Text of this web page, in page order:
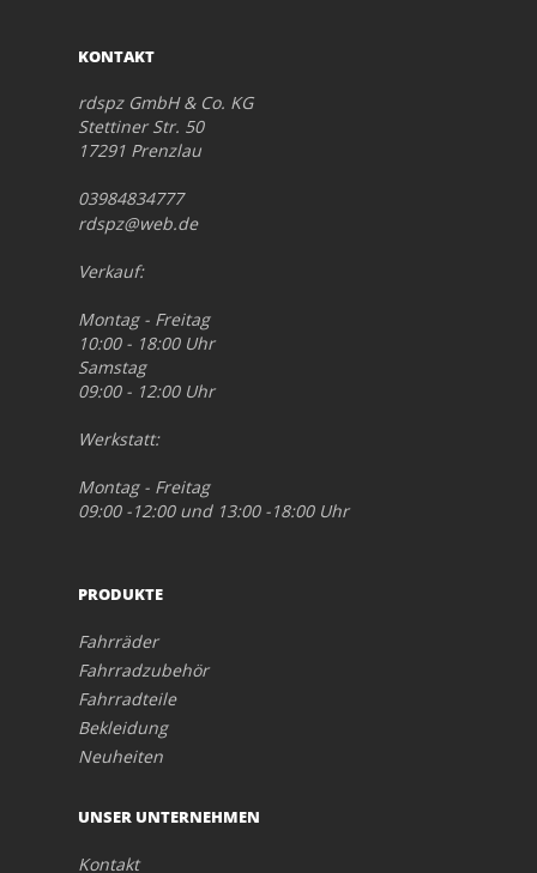
KONTAKT
rdspz GmbH & Co. KG
Stettiner Str. 50
17291 Prenzlau
03984834777
rdspz@web.de
Verkauf:
Montag - Freitag
10:00 - 18:00 Uhr
Samstag
09:00 - 12:00 Uhr
Werkstatt:
Montag - Freitag
09:00 -12:00 und 13:00 -18:00 Uhr
PRODUKTE
Fahrräder
Fahrradzubehör
Fahrradteile
Bekleidung
Neuheiten
UNSER UNTERNEHMEN
Kontakt